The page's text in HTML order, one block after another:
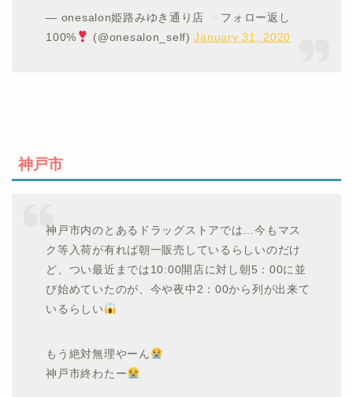
— onesalon姫路みゆき通り店
フォロー返し
100%
(@onesalon_self)January 31, 2020
神戸市
神戸市内のとあるドラッグストアでは…今もマス
ク等入荷が有れば朝一販売しているらしいのだけ
ど、つい最近までは10:00開店に対し朝5：00に並
び始めていたのが、今や夜中2：00から列が出来て
いるらしい
もう絶対無理やーん
神戸市終わたー